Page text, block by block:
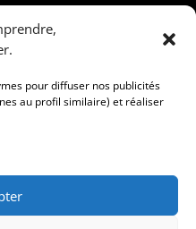
pour diffuser nos publicités
au profil similaire) et réaliser